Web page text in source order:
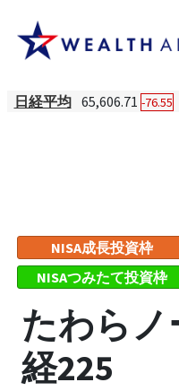
日経平均 65,606.71 -76.55
NISA成長投資枠
NISAつみたて投資枠
たわらノ
経225